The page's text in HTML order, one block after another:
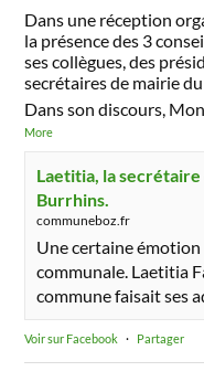
Dans une réception
la présence des 3
ses collègues, des
secrétaires de mairie
Dans son discours,
More
Laetitia, la secrétaire
Burrhins.
communeboz.fr
Une certaine
communale. Laetitia
commune faisait ses
Voir sur Facebook · Partager